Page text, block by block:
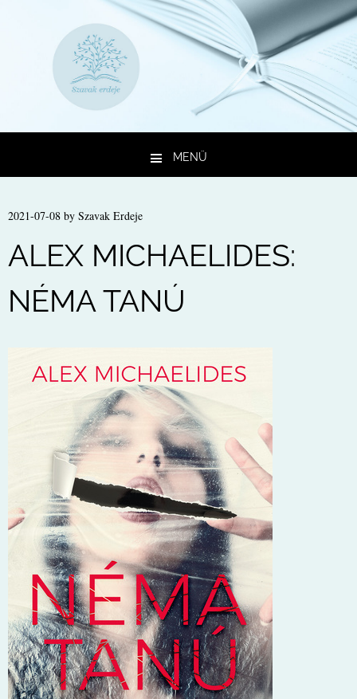
MENÜ
2021-07-08 by Szavak Erdeje
ALEX MICHAELIDES:
NÉMA TANÚ